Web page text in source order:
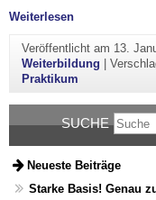
Weiterlesen"Tagung
Veröffentlicht am 13.
Weiterbildung
Praktikum
SUCHE
Neueste Beiträge
Starke Basis! Genau